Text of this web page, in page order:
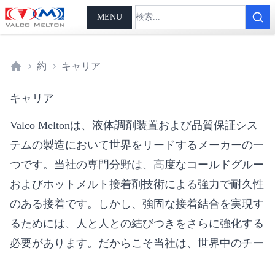
MENU
約 キャリア
キャリア
Valco Meltonは、液体調剤装置および品質保証シス
テムの製造において世界をリードするメーカーの一
つです。当社の専門分野は、高度なコールドグルー
およびホットメルト接着剤技術による強力で耐久性
のある接着です。しかし、強固な接着結合を実現す
るためには、人と人との結びつきをさらに強化する
必要があります。だからこそ当社は、世界中のチー